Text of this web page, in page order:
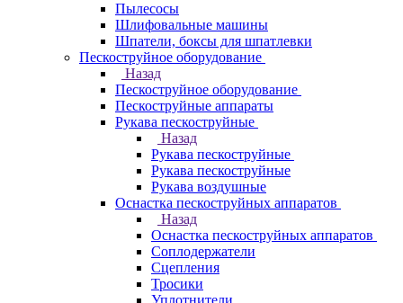
Пылесосы
Шлифовальные машины
Шпатели, боксы для шпатлевки
Пескоструйное оборудование
Назад
Пескоструйное оборудование
Пескоструйные аппараты
Рукава пескоструйные
Назад
Рукава пескоструйные
Рукава пескоструйные
Рукава воздушные
Оснастка пескоструйных аппаратов
Назад
Оснастка пескоструйных аппаратов
Соплодержатели
Сцепления
Тросики
Уплотнители